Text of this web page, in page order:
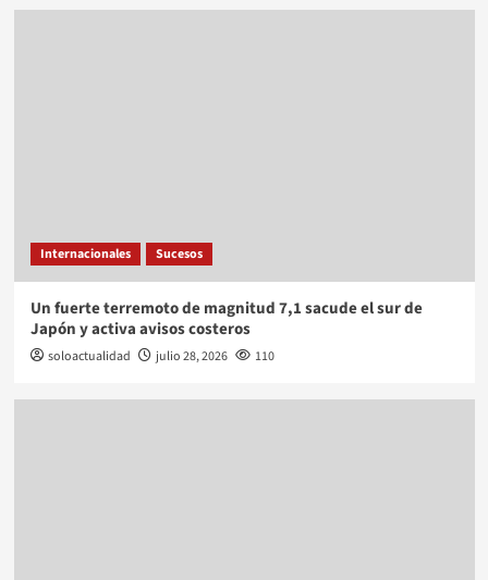
Internacionales Sucesos
Un fuerte terremoto de magnitud 7,1 sacude el sur de
Japón y activa avisos costeros
soloactualidad julio 28, 2026 110